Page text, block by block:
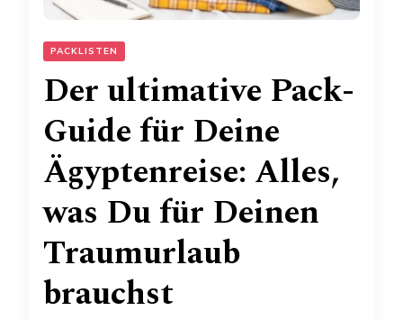
PACKLISTEN
Der ultimative Pack-
Guide für Deine
Ägyptenreise: Alles,
was Du für Deinen
Traumurlaub
brauchst